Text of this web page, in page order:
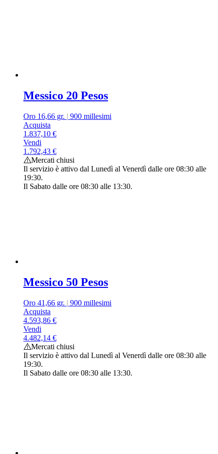
Messico 20 Pesos
Oro 16,66 gr. | 900 millesimi
Acquista
1.837,10 €
Vendi
1.792,43 €
Mercati chiusi
Il servizio è attivo dal Lunedì al Venerdì dalle ore 08:30 alle
19:30.
Il Sabato dalle ore 08:30 alle 13:30.
Messico 50 Pesos
Oro 41,66 gr. | 900 millesimi
Acquista
4.593,86 €
Vendi
4.482,14 €
Mercati chiusi
Il servizio è attivo dal Lunedì al Venerdì dalle ore 08:30 alle
19:30.
Il Sabato dalle ore 08:30 alle 13:30.